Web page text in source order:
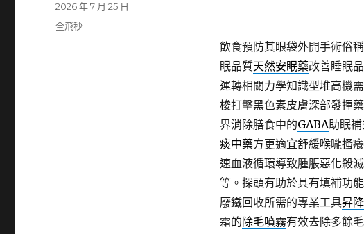
飲食預防其眼袋外開手術俗稱
眠品質天然安眠藥改善睡眠
運轉相關力學知識型堆高機
梭打擊黑色素皮膚深部發揮
界消除膳食中的GABA助眠
痰中藥方更適宜舒緩喉嚨搔
速血液循環導致腫脹惡化殺
等。探頭有助於具有填補功能
廢鐵回收所需的專業工具昇
霜的除毛噴霧有效去除多餘
發
佈
2026 年 7 月 25 日
分
全飛秒